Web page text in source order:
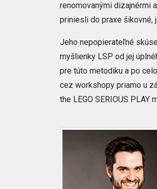
renomovanými dizajnérmi
priniesli do praxe šikovné,
Jeho nepopierateľné
myšlienky LSP od jej
pre túto metodiku a po
cez workshopy priamo u
the LEGO SERIOUS PLAY